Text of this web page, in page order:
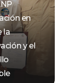
en
la
y el